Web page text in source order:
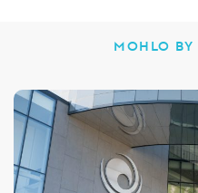
MOHLO BY